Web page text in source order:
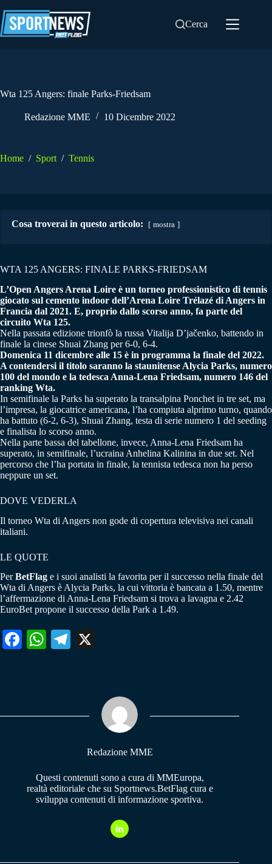
al
contenuto
Cerca
Wta 125 Angers: finale Parks-Friedsam
Redazione MME 10 Dicembre 2022
Home / Sport / Tennis
Cosa troverai in questo articolo: mostra
WTA 125 ANGERS: FINALE PARKS-FRIEDSAM
L’Open Angers Arena Loire è un torneo professionistico di tennis
giocato sul cemento indoor dell’Arena Loire Trélazé di Angers in
Francia dal 2021. E, proprio dallo scorso anno, fa parte del
circuito Wta 125.
Nella passata edizione trionfò la russa Vitalija D’jačenko, battendo in
finale la cinese Shuai Zhang per 6-0, 6-4.
Domenica 11 dicembre alle 15 è in programma la finale del 2022.
A contendersi il titolo saranno la staunitense Alycia Parks, numero
100 del mondo e la tedesca Anna-Lena Friedsam, numero 146 del
ranking Wta.
In semifinale la Parks ha superato la transalpina Ponchet in tre set, ma
l’impresa, la giocatrice americana, l’ha compiuta alprimo turno, quando
ha battuto (6-2, 6-3), Shuai Zhang, testa di serie numero 1 del seeding
e finalista lo scorso anno.
Nella parte bassa del tabellone, invece, Anna-Lena Friedsam ha
superato, in semifinale, l’ucraina Anhelina Kalinina in due set. Nel
percorso che l’ha portata in finale, la tennista tedesca non ha perso
neppure un set.
DOVE VEDERLA
Il torneo Wta di Angers non gode di copertura televisiva nei canali
italiani.
LE QUOTE
PerBetFlag e i suoi analisti la favorita per il successo nella finale del
Wta di Angers è Alycia Parks, la cui vittoria è bancata a 1.50, mentre
l’affermazione di Anna-Lena Friedsam si trova a lavagna e 2.42
EuroBet propone il successo della Park a 1.49.
Fa W
pp
Te
m
Redazione MME
Questi contenuti sono a cura di MMEuropa,
realtà editoriale che su Sportnews.BetFlag cura e
sviluppa contenuti di informazione sportiva.